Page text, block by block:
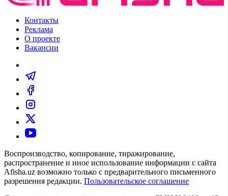
Контакты
Реклама
О проекте
Вакансии
Воспроизводство, копирование, тиражирование,
распространение и иное использование информации с сайта
Afisha.uz возможно только с предварительного письменного
разрешения редакции. Пользовательское соглашение